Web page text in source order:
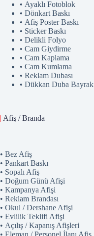
• Ayaklı Fotoblok
• Dönkart Baskı
• Afiş Poster Baskı
• Sticker Baskı
• Delikli Folyo
• Cam Giydirme
• Cam Kaplama
• Cam Kumlama
• Reklam Dubası
• Dükkan Duba Bayrak
| Afiş / Branda
• Bez Afiş
• Pankart Baskı
• Sopalı Afiş
• Doğum Günü Afişi
• Kampanya Afişi
• Reklam Brandası
• Okul / Dershane Afişi
• Evlilik Teklifi Afişi
• Açılış / Kapanış Afişleri
• Eleman / Personel İlanı Afiş